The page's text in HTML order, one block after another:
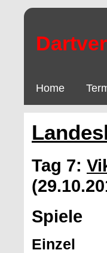
Home
Tag 7:
Spiele
Einzel